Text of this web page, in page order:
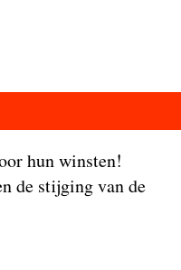
hun winsten!
de stijging van de